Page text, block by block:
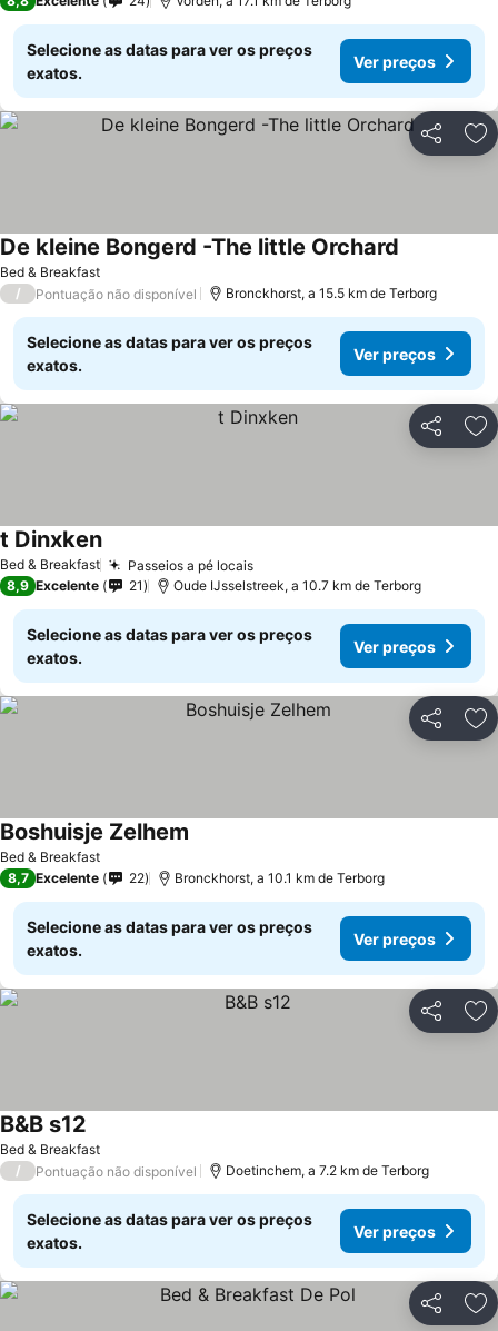
Selecione as datas para ver os preços
exatos.
Ver preços
Partilhar
Bed & Breakfast
De kleine Bongerd -The little Orchard
/ Pontuação não disponível Bronckhorst, a 15.5 km de Terborg
Selecione as datas para ver os preços
exatos.
Ver preços
Partilhar
Bed & Breakfast Passeios a pé locaisVer preços
t DinxkenVer preços
8,9 Excelente 21 Oude IJsselstreek, a 10.7 km de Terborg
Selecione as datas para ver os preços
exatos.
Ver preços
Partilhar
Bed & Breakfast
Boshuisje Zelhem
8,7 Excelente 22 Bronckhorst, a 10.1 km de Terborg
Selecione as datas para ver os preços
exatos.
Ver preços
Partilhar
Bed & Breakfast
B&B s12
/ Pontuação não disponível Doetinchem, a 7.2 km de Terborg
Selecione as datas para ver os preços
exatos.
Ver preços
Partilhar